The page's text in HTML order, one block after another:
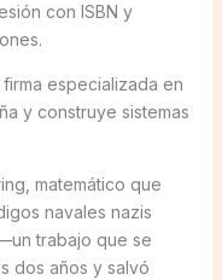
con ISBN y
especializada en
y construye sistemas
matemático que
navales nazis
trabajo que se
dos años y salvó